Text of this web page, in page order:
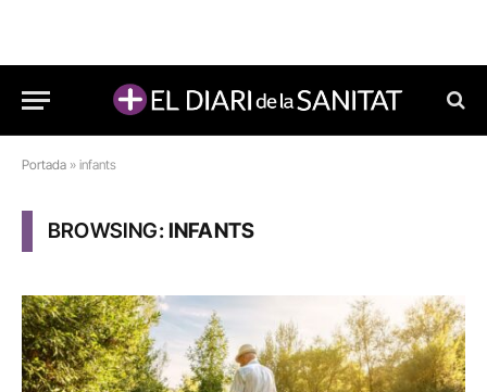
Portada » infants
BROWSING:INFANTS